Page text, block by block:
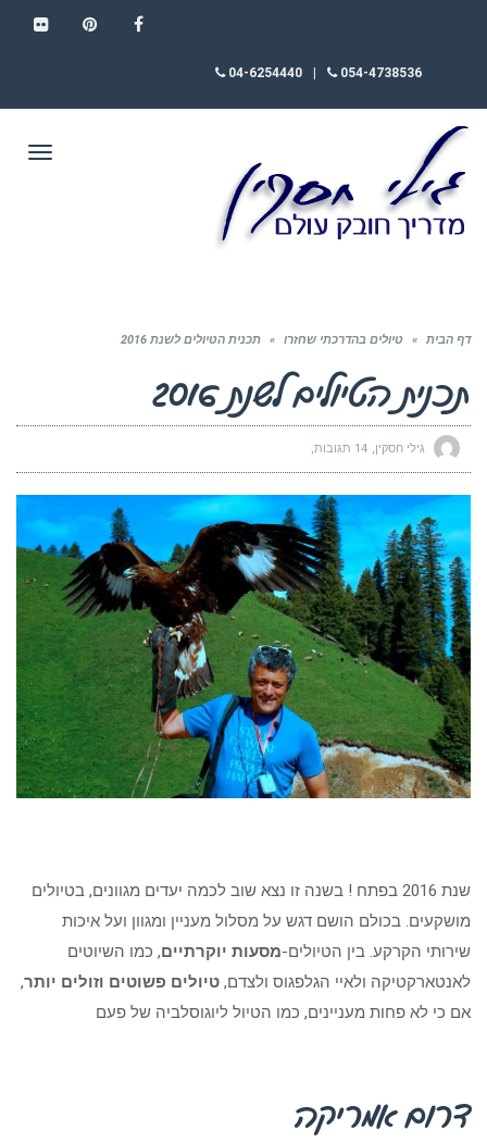
054-4738536
04-6254440
דף הבית » טיולים בהדרכתי שחזרו » תכנית הטיולים לשנת 2016
תכנית הטיולים לשנת 2016
גילי חסקין 14 תגובות
שנת 2016 בפתח ! בשנה זו נצא שוב לכמה יעדים מגוונים, בטיולים
מושקעים. בכולם הושם דגש על מסלול מעניין ומגוון ועל איכות
שירותי הקרקע. בין הטיולים-מסעות יוקרתיים, כמו השיוטים
לאנטארקטיקה ולאיי הגלפגוס ולצדם, טיולים פשוטים וזולים יותר,
אם כי לא פחות מעניינים, כמו הטיול ליוגוסלביה של פעם
דרום אמריקה